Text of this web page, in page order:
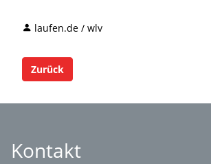
laufen.de / wlv
Zurück
Kontakt